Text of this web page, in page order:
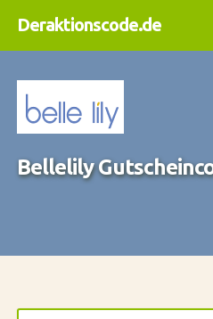
Deraktionscode.de
Bellelily